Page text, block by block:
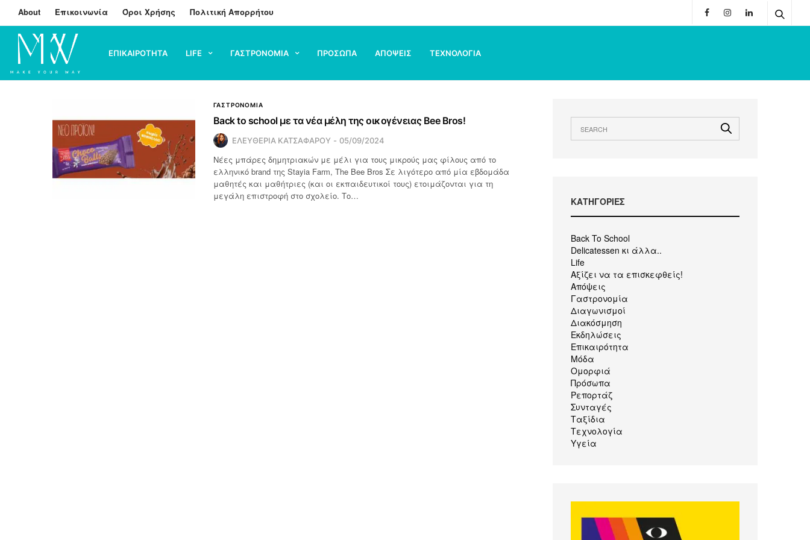
About Επικοινωνία Όροι Χρήσης Πολιτική Απορρήτου
ΕΠΙΚΑΙΡΟΤΗΤΑ LIFE ΓΑΣΤΡΟΝΟΜΙΑ ΠΡΟΣΩΠΑ ΑΠΟΨΕΙΣ ΤΕΧΝΟΛΟΓΙΑ
ΓΑΣΤΡΟΝΟΜΙΑ
Back to school με τα νέα μέλη της οικογένειας Bee Bros!
ΕΛΕΥΘΕΡΙΑ ΚΑΤΣΑΦΑΡΟΥ 05/09/2024
Νέες μπάρες δημητριακών με μέλι για τους μικρούς μας φίλους από το
ελληνικό brand της Stayia Farm, The Bee Bros Σε λιγότερο από μία εβδομάδα
μαθητές και μαθήτριες (και οι εκπαιδευτικοί τους) ετοιμάζονται για τη
μεγάλη επιστροφή στο σχολείο. Το…
KΑΤΗΓΟΡΙΕΣ
Back To School
Delicatessen κι άλλα..
Life
Αξίζει να τα επισκεφθείς!
Απόψεις
Γαστρονομία
Διαγωνισμοί
Διακόσμηση
Εκδηλώσεις
Επικαιρότητα
Μόδα
Ομορφιά
Πρόσωπα
Ρεπορτάζ
Συνταγές
Ταξίδια
Τεχνολογία
Υγεία